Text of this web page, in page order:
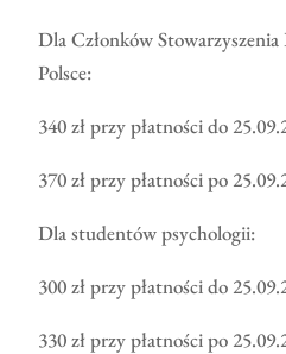
Dla Członków
Polsce:
340 zł przy płatności do
370 zł przy płatności po
Dla studentów psychologii:
300 zł przy płatności do
330 zł przy płatności po